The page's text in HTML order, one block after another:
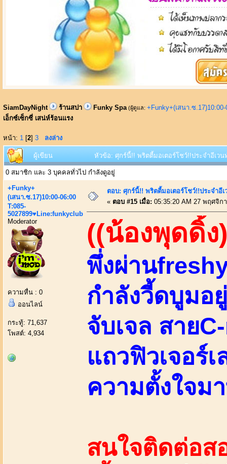
SiamDayNight ร้านสปา Funky Spa (ผู้ดูแล: +Funky+(เสนา.ซ
เอ็กซ์เซ็กซี่ เสน่ห์ร้อนแรง
หน้า: 1 [2] 3 ลงล่าง
ผู้เขียน หัวข้อ: ศุกร์นี้!! พริตตี้มอเตอร์โชว์!!ประจำอีเว
0 สมาชิก และ 3 บุคคลทั่วไป กำลังดูอยู่
+Funky+
(เสนา.ซ.17)10:00-06:00
T:085-
5027899♥Line:funkyclub
Moderator
ความหื่น : 0
ออนไลน์
กระทู้: 71,637
โพสต์: 4,934
ตอบ: ศุกร์นี้!! พริตตี้มอเตอร์โชว์!!ประจำอี
« ตอบ #15 เมื่อ: 05:35:20 AM 27 พฤศจิก
((น้องพุดดิ้ง
พึ่งผ่าน
กำลังวี้ดบูมอ
จับเจล สาย
แถวฟิวเจอร์
ความตั้งใจม
สนใจติดต่อส